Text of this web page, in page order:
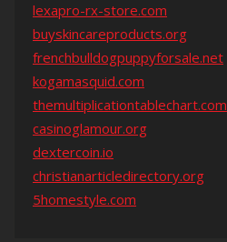
lexapro-rx-store.com
buyskincareproducts.org
frenchbulldogpuppyforsale.net
kogamasquid.com
themultiplicationtablechart.com
casinoglamour.org
dextercoin.io
christianarticledirectory.org
5homestyle.com